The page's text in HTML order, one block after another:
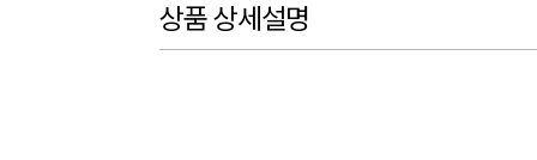
상품 상세설명